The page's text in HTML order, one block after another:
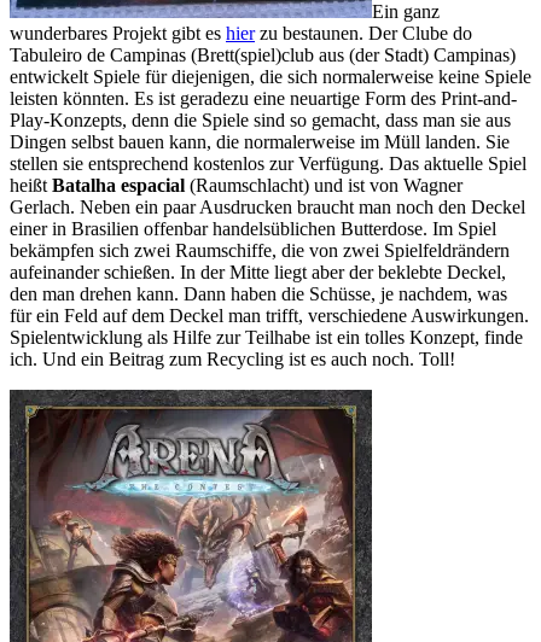
Ein ganz
wunderbares Projekt gibt es hierzu bestaunen. Der Clube do
Tabuleiro de Campinas (Brett(spiel)club aus (der Stadt) Campinas)
entwickelt Spiele für diejenigen, die sich normalerweise keine Spiele
leisten könnten. Es ist geradezu eine neuartige Form des Print-and-
Play-Konzepts, denn die Spiele sind so gemacht, dass man sie aus
Dingen selbst bauen kann, die normalerweise im Müll landen. Sie
stellen sie entsprechend kostenlos zur Verfügung. Das aktuelle Spiel
heißt Batalha espacial (Raumschlacht) und ist von Wagner
Gerlach. Neben ein paar Ausdrucken braucht man noch den Deckel
einer in Brasilien offenbar handelsüblichen Butterdose. Im Spiel
bekämpfen sich zwei Raumschiffe, die von zwei Spielfeldrändern
aufeinander schießen. In der Mitte liegt aber der beklebte Deckel,
den man drehen kann. Dann haben die Schüsse, je nachdem, was
für ein Feld auf dem Deckel man trifft, verschiedene Auswirkungen.
Spielentwicklung als Hilfe zur Teilhabe ist ein tolles Konzept, finde
ich. Und ein Beitrag zum Recycling ist es auch noch. Toll!